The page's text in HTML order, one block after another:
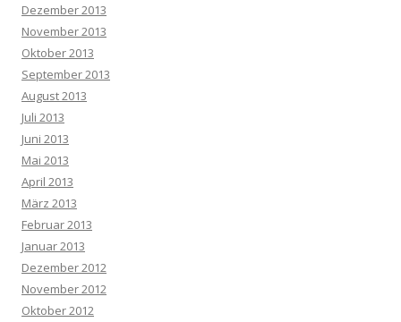
Dezember 2013
November 2013
Oktober 2013
September 2013
August 2013
Juli 2013
Juni 2013
Mai 2013
April 2013
März 2013
Februar 2013
Januar 2013
Dezember 2012
November 2012
Oktober 2012